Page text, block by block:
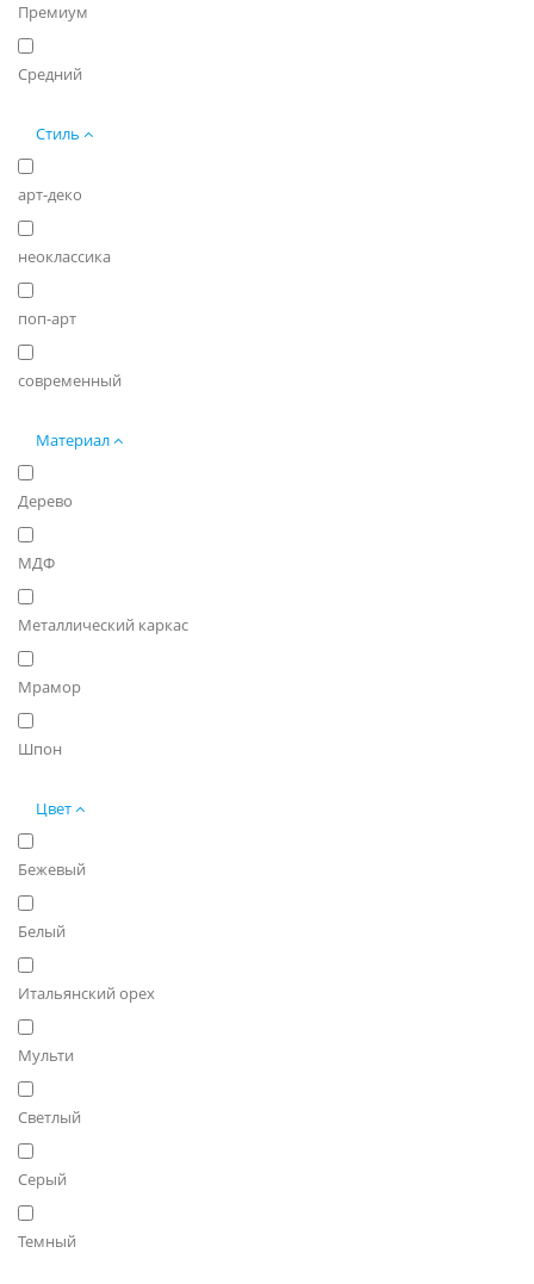
Премиум
Средний
Стиль
арт-деко
неоклассика
поп-арт
современный
Материал
Дерево
МДФ
Металлический каркас
Мрамор
Шпон
Цвет
Бежевый
Белый
Итальянский орех
Мульти
Светлый
Серый
Темный